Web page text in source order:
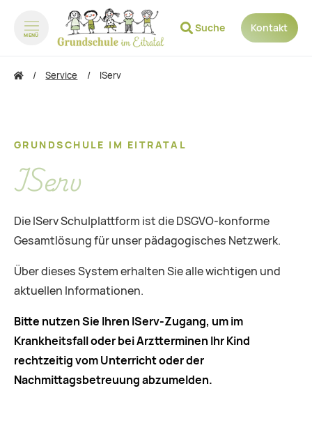
MENÜ
Suche Kontakt
zum Inhalt springen
Service IServ
GRUNDSCHULE IM EITRATAL
IServ
Die IServ Schulplattform ist die DSGVO-konforme
Gesamtlösung für unser pädagogisches Netzwerk.
Über dieses System erhalten Sie alle wichtigen und
aktuellen Informationen.
Bitte nutzen Sie Ihren IServ-Zugang, um im
Krankheitsfall oder bei Arztterminen Ihr Kind
rechtzeitig vom Unterricht oder der
Nachmittagsbetreuung abzumelden.